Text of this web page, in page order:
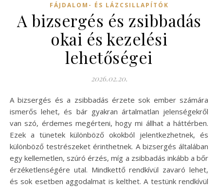
FÁJDALOM- ÉS LÁZCSILLAPÍTÓK
A bizsergés és zsibbadás
okai és kezelési
lehetőségei
2026.02.20.
A bizsergés és a zsibbadás érzete sok ember számára
ismerős lehet, és bár gyakran ártalmatlan jelenségekről
van szó, érdemes megérteni, hogy mi állhat a háttérben.
Ezek a tünetek különböző okokból jelentkezhetnek, és
különböző testrészeket érinthetnek. A bizsergés általában
egy kellemetlen, szúró érzés, míg a zsibbadás inkább a bőr
érzéketlenségére utal. Mindkettő rendkívül zavaró lehet,
és sok esetben aggodalmat is kelthet. A testünk rendkívül